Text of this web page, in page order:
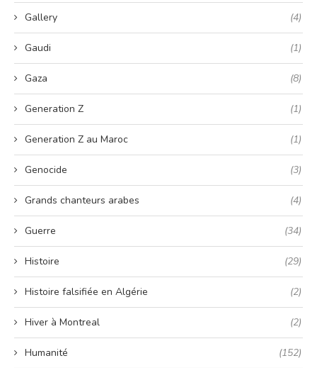
Gallery (4)
Gaudi (1)
Gaza (8)
Generation Z (1)
Generation Z au Maroc (1)
Genocide (3)
Grands chanteurs arabes (4)
Guerre (34)
Histoire (29)
Histoire falsifiée en Algérie (2)
Hiver à Montreal (2)
Humanité (152)